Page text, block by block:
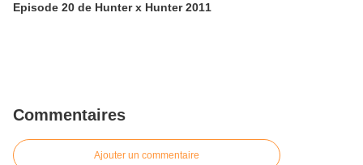
Episode 20 de Hunter x Hunter 2011
Commentaires
Ajouter un commentaire